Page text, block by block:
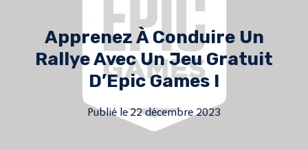
Apprenez À Conduire Un
Rallye Avec Un Jeu Gratuit
D’Epic Games !
Publié le22 décembre 2023